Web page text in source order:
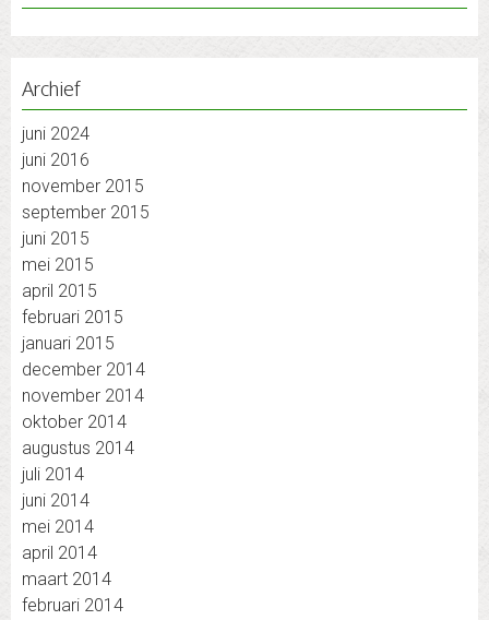
Archief
juni 2024
juni 2016
november 2015
september 2015
juni 2015
mei 2015
april 2015
februari 2015
januari 2015
december 2014
november 2014
oktober 2014
augustus 2014
juli 2014
juni 2014
mei 2014
april 2014
maart 2014
februari 2014